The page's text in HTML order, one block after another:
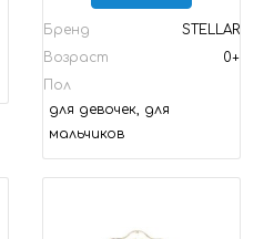
Бренд
STELLAR
Возраст
0+
Пол
для девочек, для
мальчиков